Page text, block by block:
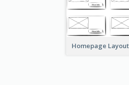
Homepage